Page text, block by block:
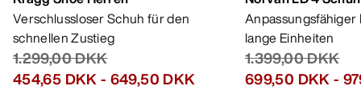
Verschlussloser Schuh für den
schnellen Zustieg
1.299,00 DKK
454,65 DKK- 649,50 DKK
lange Einheiten
1.399,00 DKK
699,50 DKK-